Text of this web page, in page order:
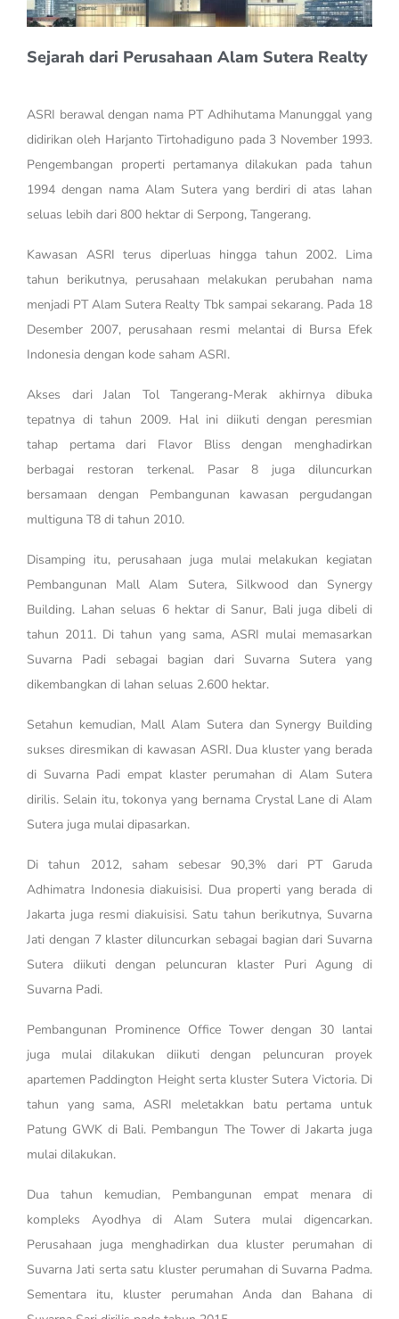
Sejarah dari Perusahaan Alam Sutera Realty
ASRI berawal dengan nama PT Adhihutama Manunggal yang
didirikan oleh Harjanto Tirtohadiguno pada 3 November 1993.
Pengembangan properti pertamanya dilakukan pada tahun
1994 dengan nama Alam Sutera yang berdiri di atas lahan
seluas lebih dari 800 hektar di Serpong, Tangerang.
Kawasan ASRI terus diperluas hingga tahun 2002. Lima
tahun berikutnya, perusahaan melakukan perubahan nama
menjadi PT Alam Sutera Realty Tbk sampai sekarang. Pada 18
Desember 2007, perusahaan resmi melantai di Bursa Efek
Indonesia dengan kode saham ASRI.
Akses dari Jalan Tol Tangerang-Merak akhirnya dibuka
tepatnya di tahun 2009. Hal ini diikuti dengan peresmian
tahap pertama dari Flavor Bliss dengan menghadirkan
berbagai restoran terkenal. Pasar 8 juga diluncurkan
bersamaan dengan Pembangunan kawasan pergudangan
multiguna T8 di tahun 2010.
Disamping itu, perusahaan juga mulai melakukan kegiatan
Pembangunan Mall Alam Sutera, Silkwood dan Synergy
Building. Lahan seluas 6 hektar di Sanur, Bali juga dibeli di
tahun 2011. Di tahun yang sama, ASRI mulai memasarkan
Suvarna Padi sebagai bagian dari Suvarna Sutera yang
dikembangkan di lahan seluas 2.600 hektar.
Setahun kemudian, Mall Alam Sutera dan Synergy Building
sukses diresmikan di kawasan ASRI. Dua kluster yang berada
di Suvarna Padi empat klaster perumahan di Alam Sutera
dirilis. Selain itu, tokonya yang bernama Crystal Lane di Alam
Sutera juga mulai dipasarkan.
Di tahun 2012, saham sebesar 90,3% dari PT Garuda
Adhimatra Indonesia diakuisisi. Dua properti yang berada di
Jakarta juga resmi diakuisisi. Satu tahun berikutnya, Suvarna
Jati dengan 7 klaster diluncurkan sebagai bagian dari Suvarna
Sutera diikuti dengan peluncuran klaster Puri Agung di
Suvarna Padi.
Pembangunan Prominence Office Tower dengan 30 lantai
juga mulai dilakukan diikuti dengan peluncuran proyek
apartemen Paddington Height serta kluster Sutera Victoria. Di
tahun yang sama, ASRI meletakkan batu pertama untuk
Patung GWK di Bali. Pembangun The Tower di Jakarta juga
mulai dilakukan.
Dua tahun kemudian, Pembangunan empat menara di
kompleks Ayodhya di Alam Sutera mulai digencarkan.
Perusahaan juga menghadirkan dua kluster perumahan di
Suvarna Jati serta satu kluster perumahan di Suvarna Padma.
Sementara itu, kluster perumahan Anda dan Bahana di